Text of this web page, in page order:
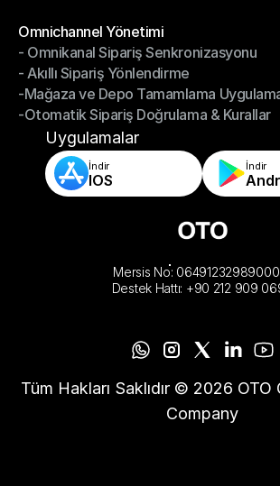
Omnichannel Yönetimi
Omnichannel Yönetimi
- Omnikanal Sipariş Senkronizasyonu
- Omnikanal Sipariş Senkronizasyonu
- Akıllı Sipariş Yönlendirme
- Akıllı Sipariş Yönlendirme
-Mağaza ve Depo Tamamlama
-Mağaza ve Depo Tamamlama
-Otomatik Sipariş Doğrulama & Kurallar
-Otomatik Sipariş Doğrulama & Kurallar
Uygulamalar
İndir
IOS
İndir
Mersis No:
Destek Hattı: +90 212 909
Tüm Hakları Saklıdır © 2026
Company